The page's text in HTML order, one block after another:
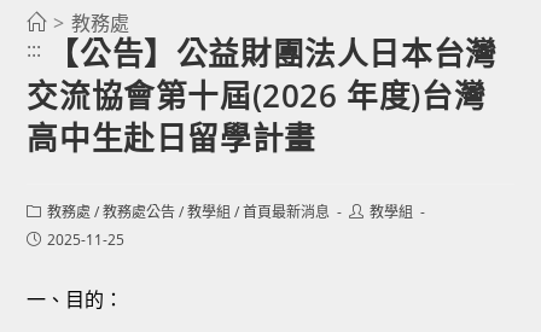
> 教務處
:::
【公告】公益財團法人日本台灣
交流協會第十屆(2026 年度)台灣
高中生赴日留學計畫
Post
category:
教務處 / 教務處公告 / 教學組 / 首頁最新消息
Post教學組
Post2025-11-25
一、目的：